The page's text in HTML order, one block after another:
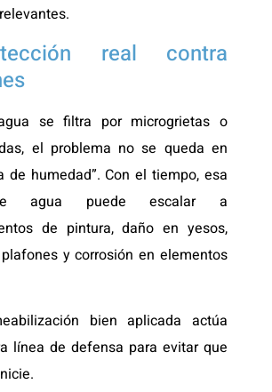
real contra
se filtra por microgrietas o
el problema no se queda en
de humedad”. Con el tiempo, esa
agua puede escalar a
de pintura, daño en yesos,
y corrosión en elementos
bien aplicada actúa
línea de defensa para evitar que